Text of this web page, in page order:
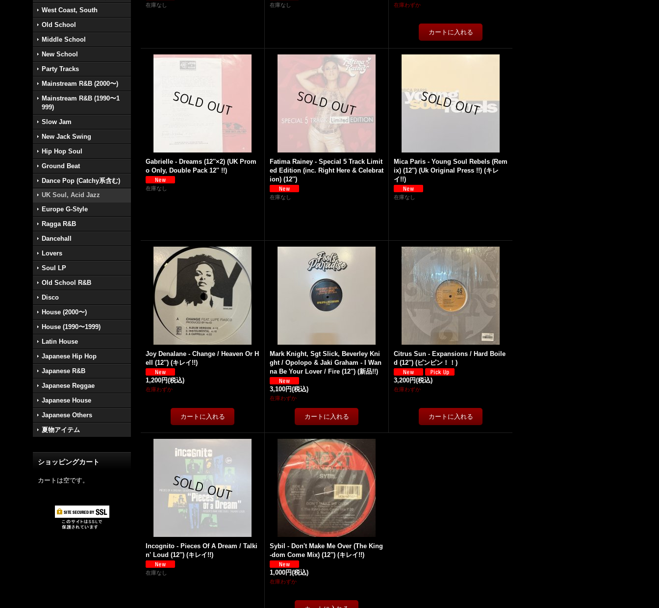
West Coast, South
Old School
Middle School
New School
Party Tracks
Mainstream R&B (2000〜)
Mainstream R&B (1990〜1
999)
Slow Jam
New Jack Swing
Hip Hop Soul
Ground Beat
Dance Pop (Catchy系含む)
UK Soul, Acid Jazz
Europe G-Style
Ragga R&B
Dancehall
Lovers
Soul LP
Old School R&B
Disco
House (2000〜)
House (1990〜1999)
Latin House
Japanese Hip Hop
Japanese R&B
Japanese Reggae
Japanese House
Japanese Others
夏物アイテム
ショッピングカート
カートは空です。
在庫なし 在庫なし 在庫わずか
Gabrielle - Dreams (12''×2) (UK Prom
o Only, Double Pack 12'' !!)
在庫なし
Fatima Rainey - Special 5 Track Limit
ed Edition (inc. Right Here & Celebrat
ion) (12'')
在庫なし
Mica Paris - Young Soul Rebels (Rem
ix) (12'') (Uk Original Press !!) (キレ
イ!!)
在庫なし
Joy Denalane - Change / Heaven Or H
ell (12'') (キレイ!!)
1,200円(税込)
在庫わずか
Mark Knight, Sgt Slick, Beverley Kni
ght / Opolopo & Jaki Graham - I Wan
na Be Your Lover / Fire (12'') (新品!!)
3,100円(税込)
在庫わずか
Citrus Sun - Expansions / Hard Boile
d (12'') (ピンピン！！)
3,200円(税込)
在庫わずか
Incognito - Pieces Of A Dream / Talki
n' Loud (12'') (キレイ!!)
在庫なし
Sybil - Don't Make Me Over (The King
-dom Come Mix) (12'') (キレイ!!)
1,000円(税込)
在庫わずか